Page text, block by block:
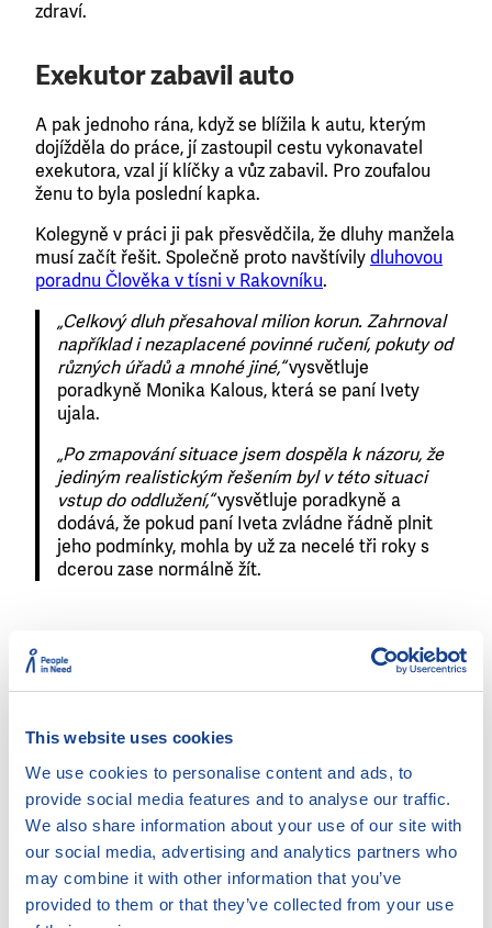
This website uses cookies
We use cookies to personalise content and ads, to
provide social media features and to analyse our traffic.
We also share information about your use of our site with
our social media, advertising and analytics partners who
may combine it with other information that you’ve
provided to them or that they’ve collected from your use
zdraví.
Exekutor zabavil auto
A pak jednoho rána, když se blížila k autu, kterým
dojížděla do práce, jí zastoupil cestu vykonavatel
exekutora, vzal jí klíčky a vůz zabavil. Pro zoufalou
ženu to byla poslední kapka.
Kolegyně v práci ji pak přesvědčila, že dluhy manžela
musí začít řešit. Společně proto navštívilydluhovou
poradnu Člověka v tísni v Rakovníku.
„Celkový dluh přesahoval milion korun. Zahrnoval
například i nezaplacené povinné ručení, pokuty od
různých úřadů a mnohé jiné,“vysvětluje
poradkyně Monika Kalous, která se paní Ivety
ujala.
„Po zmapování situace jsem dospěla k názoru, že
jediným realistickým řešením byl v této situaci
vstup do oddlužení,“vysvětluje poradkyně a
dodává, že pokud paní Iveta zvládne řádně plnit
jeho podmínky, mohla by už za necelé tři roky s
dcerou zase normálně žít.
Soud návrh přijal a následně oddlužení schválil, čímž
paní Iveta získala právní ochranu před exekutory a
Bez podpory okolí by dluhy
manžela nevyřešila
Za velmi důležitou poradkyně považuje roli kolegyně
paní Ivety, která ji přiměla situaci řešit. Lidé s
podobnými těžkostmi často potřebují podporu